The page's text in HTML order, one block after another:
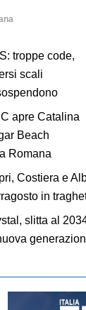
troppe code,
scali
apre Catalina
Beach
Romana
Costiera e
in
slitta al